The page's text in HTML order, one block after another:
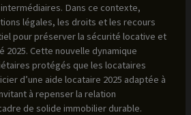
Dans ce contexte,
légales, les droits et les recours
pour préserver la sécurité locative et
2025. Cette nouvelle dynamique
protégés que les locataires
d’une aide locataire 2025 adaptée à
à repenser la relation
de solide immobilier durable.